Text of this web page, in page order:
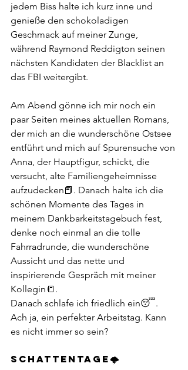
jedem Biss halte ich kurz inne und
genieße den schokoladigen
Geschmack auf meiner Zunge,
während Raymond Reddigton seinen
nächsten Kandidaten der Blacklist an
das FBI weitergibt.
Am Abend gönne ich mir noch ein
paar Seiten meines aktuellen Romans,
der mich an die wunderschöne Ostsee
entführt und mich auf Spurensuche von
Anna, der Hauptfigur, schickt, die
versucht, alte Familiengeheimnisse
aufzudecken📕. Danach halte ich die
schönen Momente des Tages in
meinem Dankbarkeitstagebuch fest,
denke noch einmal an die tolle
Fahrradrunde, die wunderschöne
Aussicht und das nette und
inspirierende Gespräch mit meiner
Kollegin📒.
Danach schlafe ich friedlich ein😴.
Ach ja, ein perfekter Arbeitstag. Kann
es nicht immer so sein?
SCHATTENTAGE🌩️